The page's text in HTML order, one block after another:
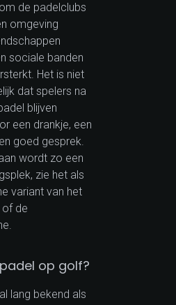
de padelclubs
omgeving
sociale banden
Het is niet
dat spelers na
blijven
een drankje, een
goed gesprek.
wordt zo een
zie het als
variant van het
of de
op golf?
lang bekend als